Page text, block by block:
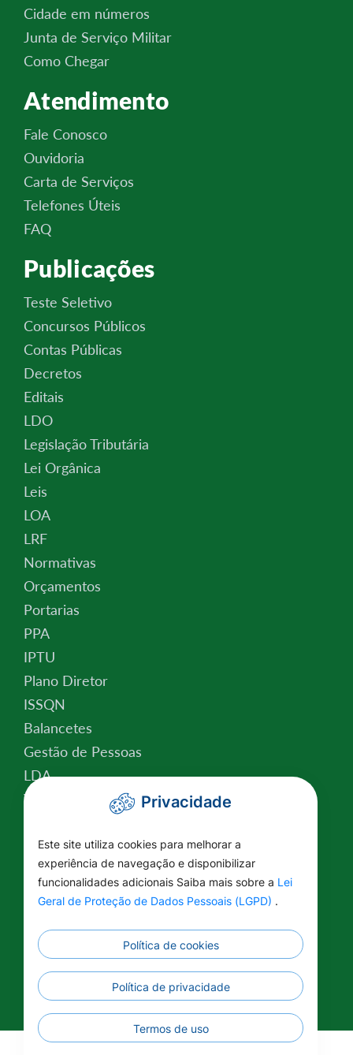
Cidade em números
Junta de Serviço Militar
Como Chegar
Atendimento
Fale Conosco
Ouvidoria
Carta de Serviços
Telefones Úteis
FAQ
Publicações
Teste Seletivo
Concursos Públicos
Contas Públicas
Decretos
Editais
LDO
Legislação Tributária
Lei Orgânica
Leis
LOA
LRF
Normativas
Orçamentos
Portarias
PPA
IPTU
Plano Diretor
ISSQN
Balancetes
Gestão de Pessoas
LDA
Valor da Terra Nua
Relatório de Atividades
Plano Estratégico Institucional
Lei Federal nº 14.129/2021
Educação
Renuncia Fiscal
Informações Complementares
Privacidade
Este site utiliza cookies para melhorar a
experiência de navegação e disponibilizar
funcionalidades adicionais Saiba mais sobre a Lei
Geral de Proteção de Dados Pessoais (LGPD) .
Política de cookies
Política de privacidade
Termos de uso